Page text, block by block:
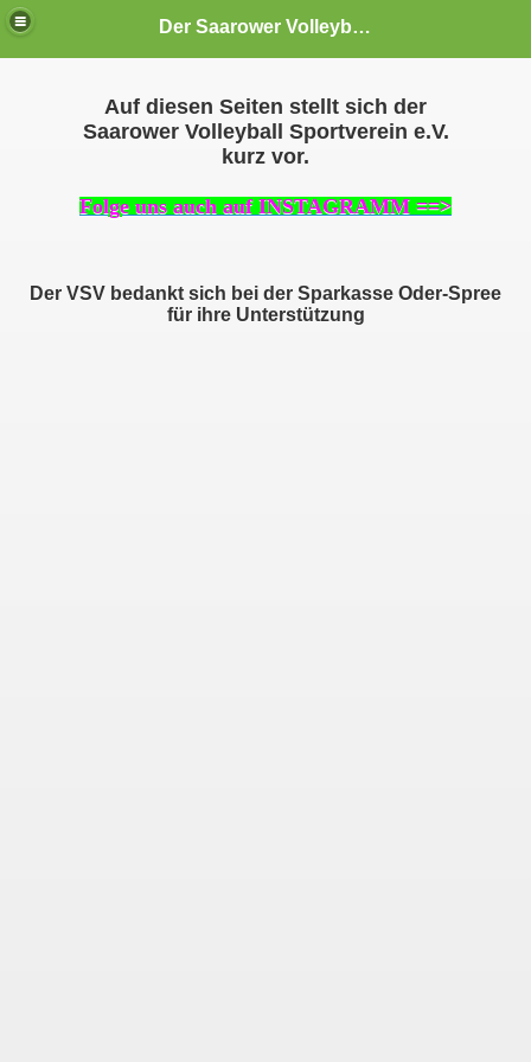
Der Saarower Volleyball Sportverein e.V.
Auf diesen Seiten stellt sich der
Saarower Volleyball Sportverein e.V.
kurz vor.
Folge uns auch auf INSTAGRAMM ==>
Der VSV bedankt sich bei der Sparkasse Oder-Spree
für ihre Unterstützung